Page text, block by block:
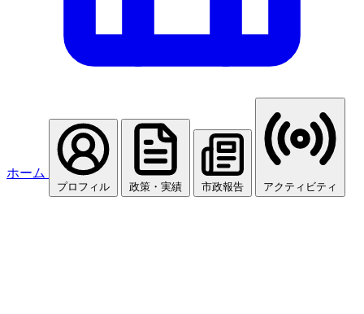
ホーム
プロフィル 政策・実績 市政報告 アクティビティ